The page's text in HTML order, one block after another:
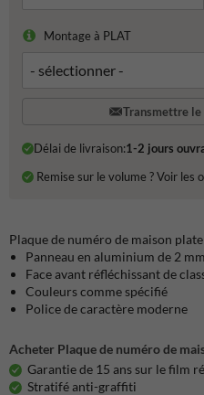
Montage à PLAT
Transmettre
Délai de livraison:1-2 jours
Remise sur le volume ? Voir les
Plaque de numéro de maison
Panneau en aluminium de 2
Face avant réfléchissant de
Couleurs comme spécifié
Police de caractère moderne
Acheter Plaque de numéro de
Garantie de 15 ans sur le film
Stratifé anti-graffiti